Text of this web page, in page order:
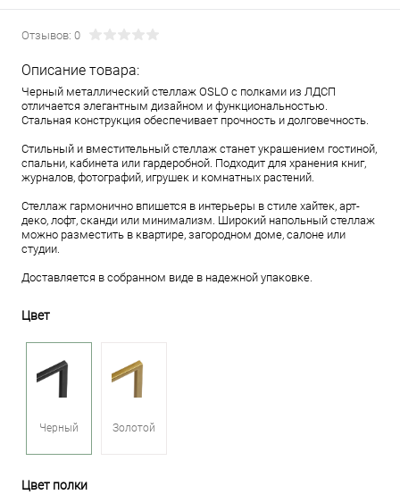
Отзывов: 0
Описание товара:
Черный металлический стеллаж OSLO с полками из ЛДСП
отличается элегантным дизайном и функциональностью.
Стальная конструкция обеспечивает прочность и долговечность.
Стильный и вместительный стеллаж станет украшением гостиной,
спальни, кабинета или гардеробной. Подходит для хранения книг,
журналов, фотографий, игрушек и комнатных растений.
Стеллаж гармонично впишется в интерьеры в стиле хайтек, арт-
деко, лофт, сканди или минимализм. Широкий напольный стеллаж
можно разместить в квартире, загородном доме, салоне или
студии.
Доставляется в собранном виде в надежной упаковке.
Цвет
Черный Золотой
Цвет полки